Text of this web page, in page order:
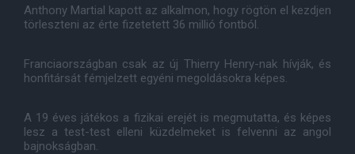
Anthony Martial kapott az alkalmon, hogy rögtön el kezdjen
törleszteni az érte fizetetett 36 millió fontból.
Franciaországban csak az új Thierry Henry-nak hívják, és
honfitársát fémjelzett egyéni megoldásokra képes.
A 19 éves játékos a fizikai erejét is megmutatta, és képes
lesz a test-test elleni küzdelmeket is felvenni az angol
bajnokságban.